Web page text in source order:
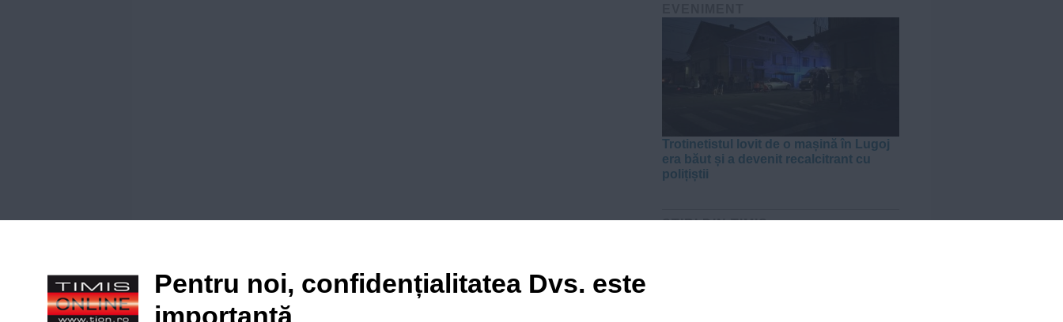
Trotinetistul lovit de o mașină în Lugoj
era băut și a devenit recalcitrant cu
polițiștii
ŞTIRI DIN TIMIȘ
Pentru noi, confidențialitatea Dvs. este
importantă